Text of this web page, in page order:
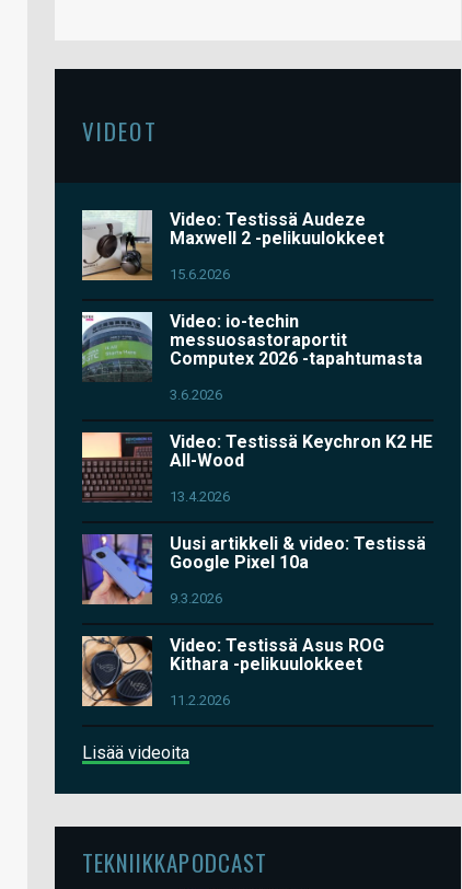
VIDEOT
Video: Testissä Audeze
Maxwell 2 -pelikuulokkeet
15.6.2026
Video: io-techin
messuosastoraportit
Computex 2026 -tapahtumasta
3.6.2026
Video: Testissä Keychron K2 HE
All-Wood
13.4.2026
Uusi artikkeli & video: Testissä
Google Pixel 10a
9.3.2026
Video: Testissä Asus ROG
Kithara -pelikuulokkeet
11.2.2026
Lisää videoita
TEKNIIKKAPODCAST